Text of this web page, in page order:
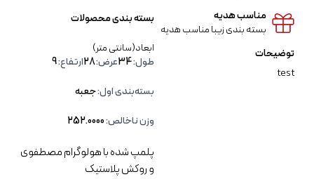
توضیحات
test
بسته بندی محصولات
ابعاد(سانتی متر)
طول:34عرض:28ارتفاع:9
بسته‌بندی اول:جعبه
وزن ناخالص:252.0000
پلمپ شده با هولوگرام مصطفوی
و روکش پلاستیک
مناسب هدیه
بسته بندی زیبا مناسب هدیه